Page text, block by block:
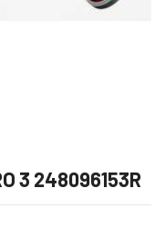
3 248096153R